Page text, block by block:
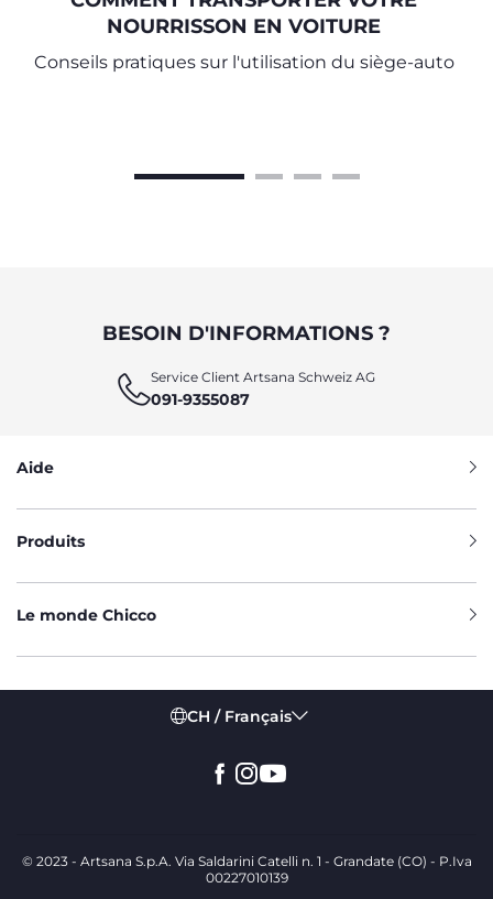
NOURRISSON EN VOITURE
Conseils pratiques sur l'utilisation du siège-auto
BESOIN D'INFORMATIONS ?
Service Client Artsana Schweiz AG
091-9355087
Aide
Produits
Le monde Chicco
CH / Français
© 2023 - Artsana S.p.A. Via Saldarini Catelli n. 1 - Grandate (CO) - P.Iva
00227010139